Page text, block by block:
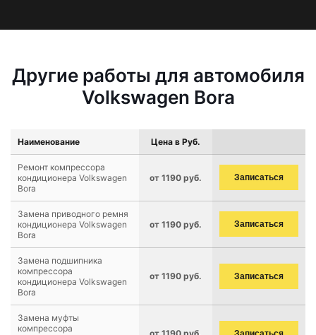
Другие работы для автомобиля
Volkswagen Bora
Наименование Цена в Руб.
Ремонт компрессора
кондиционера Volkswagen
Bora
от 1190 руб. Записаться
Замена приводного ремня
кондиционера Volkswagen
Bora
от 1190 руб. Записаться
Замена подшипника
компрессора
кондиционера Volkswagen
Bora
от 1190 руб. Записаться
Замена муфты
компрессора